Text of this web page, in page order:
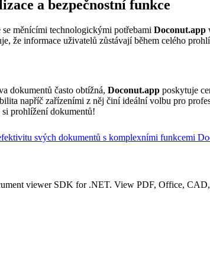
a bezpečnostní funkce
měnícími technologickými potřebami Doconut.app
že informace uživatelů zůstávají během celého
dokumentů často obtížná, Doconut.app poskytuje
napříč zařízeními z něj činí ideální volbu pro
si prohlížení dokumentů!
svých dokumentů s komplexními funkcemi
viewer SDK for .NET. View PDF, Office,